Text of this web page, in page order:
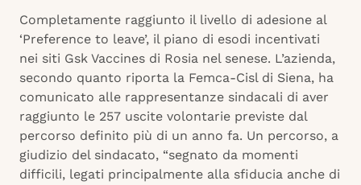
Completamente raggiunto il livello di adesione al
‘Preference to leave’, il piano di esodi incentivati
nei siti Gsk Vaccines di Rosia nel senese. L’azienda,
secondo quanto riporta la Femca-Cisl di Siena, ha
comunicato alle rappresentanze sindacali di aver
raggiunto le 257 uscite volontarie previste dal
percorso definito più di un anno fa. Un percorso, a
giudizio del sindacato, “segnato da momenti
difficili, legati principalmente alla sfiducia anche di